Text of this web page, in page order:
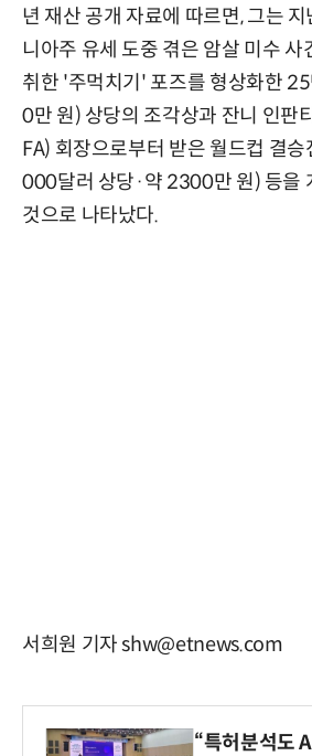
년 재산 공개 자료에 따르면, 그는
니아주 유세 도중 겪은 암살 미수 사
취한 '주먹치기' 포즈를 형상화한
0만 원) 상당의 조각상과 잔니 인판
FA) 회장으로부터 받은 월드컵 결
000달러 상당·약 2300만 원) 등을
것으로 나타났다.
서희원 기자 shw@etnews.com
“특허분석도